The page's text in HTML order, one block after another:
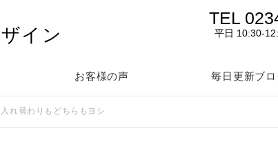
イン
TEL
平日 10:30-
お客様の声 毎日更新ブ
れ替わりもどちらもヨシ